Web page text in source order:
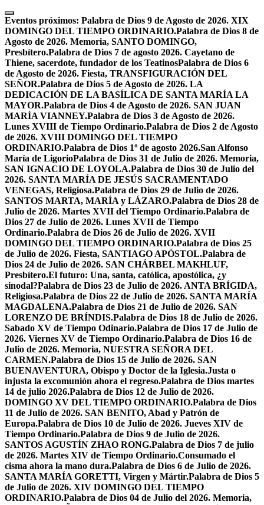
Skip
to
content
Eventos próximos: Palabra de Dios 9 de Agosto de 2026. XIX
DOMINGO DEL TIEMPO ORDINARIO.Palabra de Dios 8 de
Agosto de 2026. Memoria, SANTO DOMINGO,
Presbítero.Palabra de Dios 7 de agosto 2026. Cayetano de
Thiene, sacerdote, fundador de los TeatinosPalabra de Dios 6
de Agosto de 2026. Fiesta, TRANSFIGURACIÓN DEL
SEÑOR.Palabra de Dios 5 de Agosto de 2026. LA
DEDICACIÓN DE LA BASÍLICA DE SANTA MARÍA LA
MAYOR.Palabra de Dios 4 de Agosto de 2026. SAN JUAN
MARÍA VIANNEY.Palabra de Dios 3 de Agosto de 2026.
Lunes XVIII de Tiempo Ordinario.Palabra de Dios 2 de Agosto
de 2026. XVIII DOMINGO DEL TIEMPO
ORDINARIO.Palabra de Dios 1º de agosto 2026.San Alfonso
María de LigorioPalabra de Dios 31 de Julio de 2026. Memoria,
SAN IGNACIO DE LOYOLA.Palabra de Dios 30 de Julio del
2026. SANTA MARÍA DE JESÚS SACRAMENTADO
VENEGAS, Religiosa.Palabra de Dios 29 de Julio de 2026.
SANTOS MARTA, MARÍA y LÁZARO.Palabra de Dios 28 de
Julio de 2026. Martes XVII del Tiempo Ordinario.Palabra de
Dios 27 de Julio de 2026. Lunes XVII de Tiempo
Ordinario.Palabra de Dios 26 de Julio de 2026. XVII
DOMINGO DEL TIEMPO ORDINARIO.Palabra de Dios 25
de Julio de 2026. Fiesta, SANTIAGO APÓSTOL.Palabra de
Dios 24 de Julio de 2026. SAN CHÁRBEL MAKHLUF,
Presbítero.El futuro: Una, santa, católica, apostólica, ¿y
sinodal?Palabra de Dios 23 de Julio de 2026. ANTA BRÍGIDA,
Religiosa.Palabra de Dios 22 de Julio de 2026. SANTA MARÍA
MAGDALENA.Palabra de Dios 21 de Julio de 2026. SAN
LORENZO DE BRÍNDIS.Palabra de Dios 18 de Julio de 2026.
Sabado XV de Tiempo Odinario.Palabra de Dios 17 de Julio de
2026. Viernes XV de Tiempo Ordinario.Palabra de Dios 16 de
Julio de 2026. Memoria, NUESTRA SEÑORA DEL
CARMEN.Palabra de Dios 15 de Julio de 2026. SAN
BUENAVENTURA, Obispo y Doctor de la Iglesia.Justa o
injusta la excomunión ahora el regreso.Palabra de Dios martes
14 de julio 2026.Palabra de Dios 12 de Julio de 2026.
DOMINGO XV DEL TIEMPO ORDINARIO.Palabra de Dios
11 de Julio de 2026. SAN BENITO, Abad y Patrón de
Europa.Palabra de Dios 10 de Julio de 2026. Jueves XIV de
Tiempo Ordinario.Palabra de Dios 9 de Julio de 2026.
SANTOS AGUSTÍN ZHAO RONG.Palabra de Dios 7 de julio
de 2026. Martes XIV de Tiempo Ordinario.Consumado el
cisma ahora la mano dura.Palabra de Dios 6 de Julio de 2026.
SANTA MARÍA GORETTI, Virgen y Mártir.Palabra de Dios 5
de Julio de 2026. XIV DOMINGO DEL TIEMPO
ORDINARIO.Palabra de Dios 04 de Julio del 2026. Memoria,